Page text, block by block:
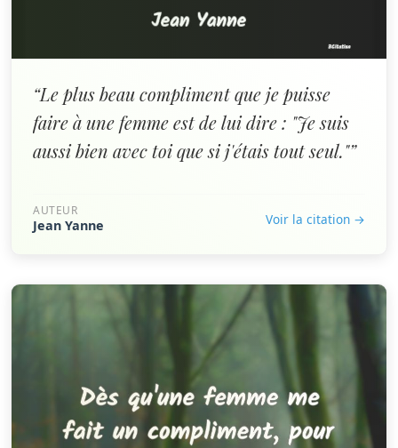
“Le plus beau compliment que je puisse
faire à une femme est de lui dire : "Je suis
aussi bien avec toi que si j'étais tout seul."”
AUTEUR
Jean Yanne Voir la citation →